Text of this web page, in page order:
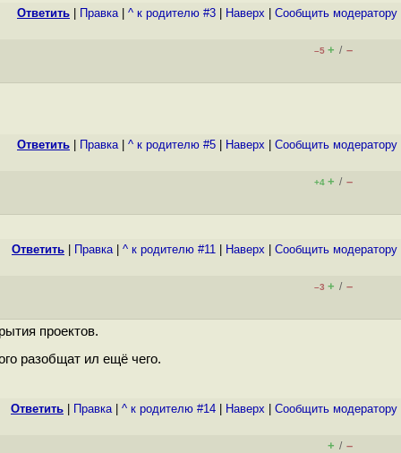
Ответить Правка| ^ к родителю #3 Наверх Cообщить модератору
–5 + / –
Ответить Правка| ^ к родителю #5 Наверх Cообщить модератору
+4 + / –
Ответить Правка| ^ к родителю #11 Наверх Cообщить модератору
–3 + / –
проектов.
разобщат ил ещё чего.
Ответить Правка| ^ к родителю #14 Наверх Cообщить модератору
+ / –